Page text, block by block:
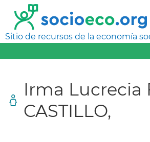
Sitio de recursos de la economía
Irma Lucrecia
CASTILLO,